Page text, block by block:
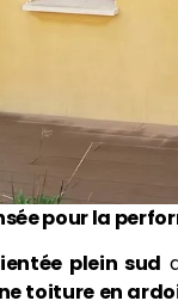
pour la
plein sud
toiture en